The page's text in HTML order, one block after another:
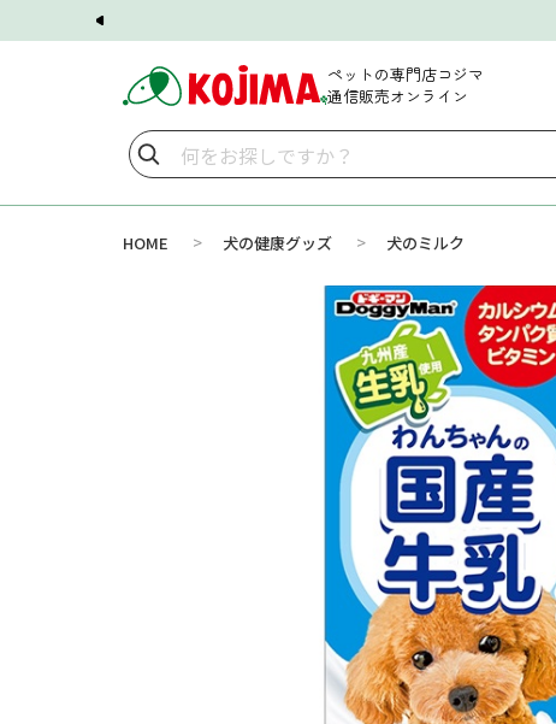
ペットの専門店コジマ
通信販売オンライン
HOME > 犬の健康グッズ > 犬のミルク